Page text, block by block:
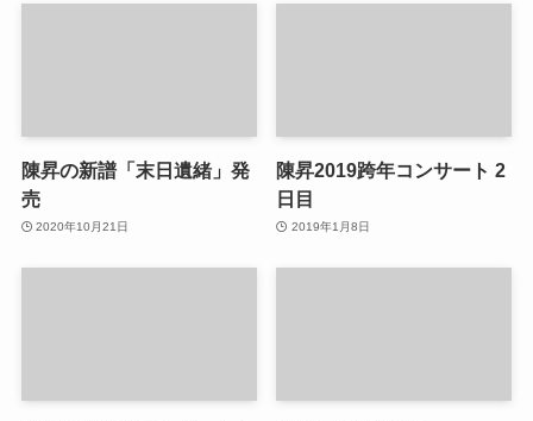
陳昇の新譜「末日遺緒」発
売
2020年10月21日
陳昇2019跨年コンサート 2
日目
2019年1月8日